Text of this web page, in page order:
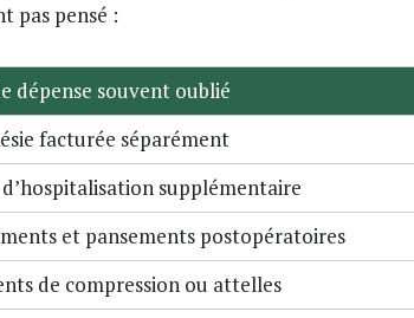
pas pensé :
dépense souvent oublié
facturée séparément
supplémentaire
et pansements postopératoires
de compression ou attelles